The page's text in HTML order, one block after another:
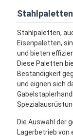
Stahlpaletten,
Eisenpaletten,
und bieten
Diese Paletten
Beständigkeit
und eignen sich
Die Auswahl der
Lagerbetrieb von